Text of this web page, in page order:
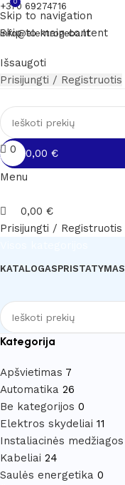
Skip to navigation
Skip to main content
+370 69274716
info@elektrogeba.lt
Išsaugoti
Prisijungti / Registruotis
0 0,00 €
Menu
0
0,00 €
Prisijungti / Registruotis
KATALOGASPRISTATYMAS
Kategorija
Apšvietimas 7
Automatika 26
Be kategorijos 0
Elektros skydeliai 11
Instaliacinės medžiagos
Kabeliai 24
Saulės energetika 0